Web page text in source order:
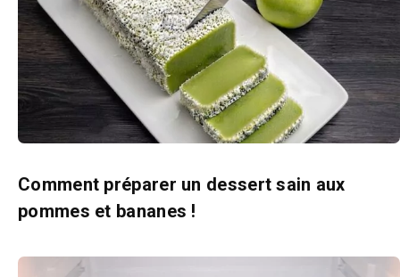
Comment préparer un dessert sain aux
pommes et bananes !